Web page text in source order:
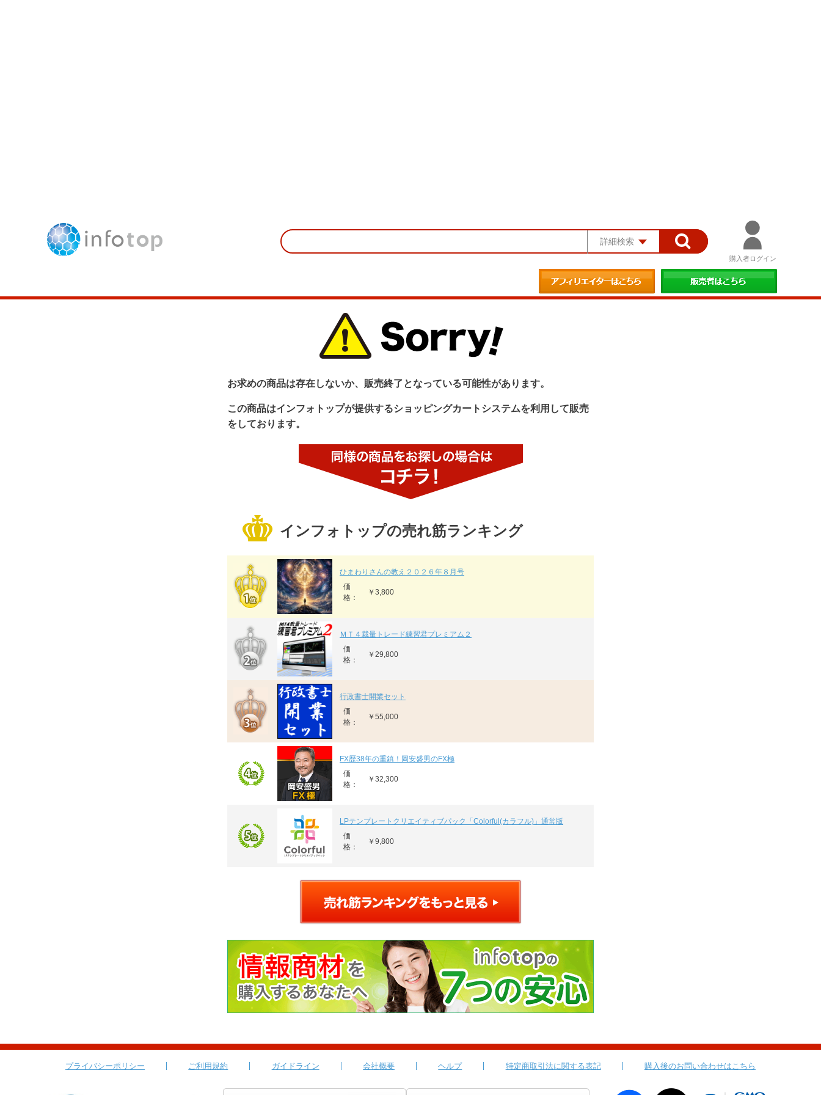
詳細検索
購入者ログイン
お求めの商品は存在しないか、販売終了となっている可能性があります。
この商品はインフォトップが提供するショッピングカートシステムを利用して販売
をしております。
インフォトップの売れ筋ランキング
ひまわりさんの教え２０２６年８月号
価
格：
￥3,800
ＭＴ４裁量トレード練習君プレミアム２
価
格：
￥29,800
行政書士開業セット
価
格：
￥55,000
FX歴38年の重鎮！岡安盛男のFX極
価
格：
￥32,300
LPテンプレートクリエイティブパック「Colorful(カラフル)」通常版
価
格：
￥9,800
プライバシーポリシー ご利用規約 ガイドライン 会社概要 ヘルプ 特定商取引法に関する表記 購入後のお問い合わせはこちら